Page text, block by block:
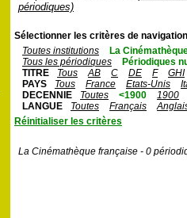
périodiques)
Sélectionner les critères de
Toutes institutions
La
Tous les périodiques
Périodiques
TITRE
Tous AB C DE F
GHI
PAYS
Tous France Etats-Unis
DECENNIE
Toutes <1900
1900
LANGUE
Toutes Français
Réinitialiser les critères
La Cinémathèque française - 0